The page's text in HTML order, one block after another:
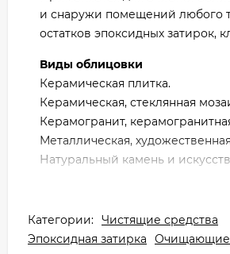
и снаружи помещений любого
остатков эпоксидных затирок,
Виды облицовки
Керамическая плитка.
Керамическая, стеклянная
Керамогранит,
Металлическая,
Натуральный камень и
Цвет: бесцветный
Температура применения: от +5
Категории: Чистящие средства
Эпоксидная затирка
Очищающие